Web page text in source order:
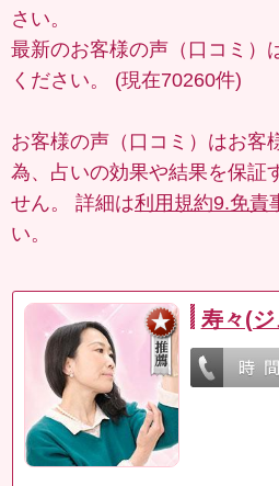
さい。
最新のお客様の声（口コミ）
ください。 (現在70260件)
お客様の声（口コミ）はお客
為、占いの効果や結果を保証
せん。 詳細は利用規約9.免責
い。
寿々(